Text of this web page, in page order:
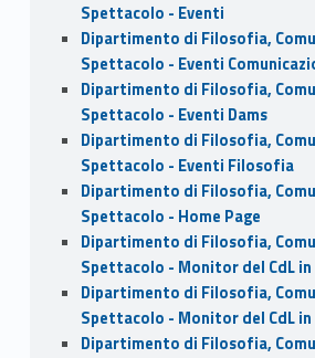
Spettacolo - Eventi
Dipartimento di Filosofia,
Spettacolo - Eventi
Dipartimento di Filosofia,
Spettacolo - Eventi Dams
Dipartimento di Filosofia,
Spettacolo - Eventi Filosofia
Dipartimento di Filosofia,
Spettacolo - Home Page
Dipartimento di Filosofia,
Spettacolo - Monitor del CdL in
Dipartimento di Filosofia,
Spettacolo - Monitor del CdL
Dipartimento di Filosofia,